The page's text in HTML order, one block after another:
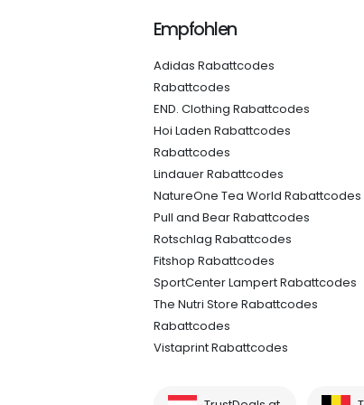
Empfohlen
Adidas Rabattcodes
Rabattcodes
END. Clothing Rabattcodes
Hoi Laden Rabattcodes
Rabattcodes
Lindauer Rabattcodes
NatureOne Tea World Rabattcodes
Pull and Bear Rabattcodes
Rotschlag Rabattcodes
Fitshop Rabattcodes
SportCenter Lampert Rabattcodes
The Nutri Store Rabattcodes
Rabattcodes
Vistaprint Rabattcodes